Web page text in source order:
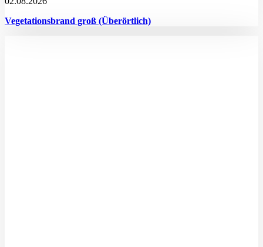
Vegetationsbrand groß (Überörtlich)